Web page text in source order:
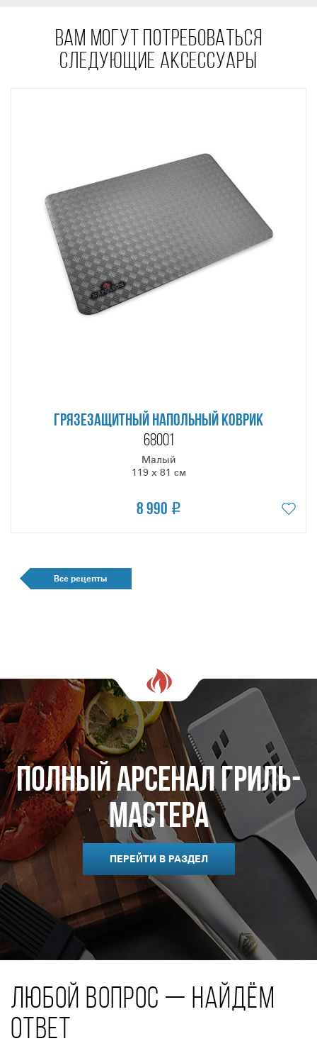
ВАМ МОГУТ ПОТРЕБОВАТЬСЯ
СЛЕДУЮЩИЕ АКСЕССУАРЫ
ГРЯЗЕЗАЩИТНЫЙ НАПОЛЬНЫЙ КОВРИК
68001
Малый
119 х 81 см
8 990
Все рецепты
Полный арсенал гриль-
мастера
ПЕРЕЙТИ В РАЗДЕЛ
ЛЮБОЙ ВОПРОС — НАЙДЁМ
ОТВЕТ